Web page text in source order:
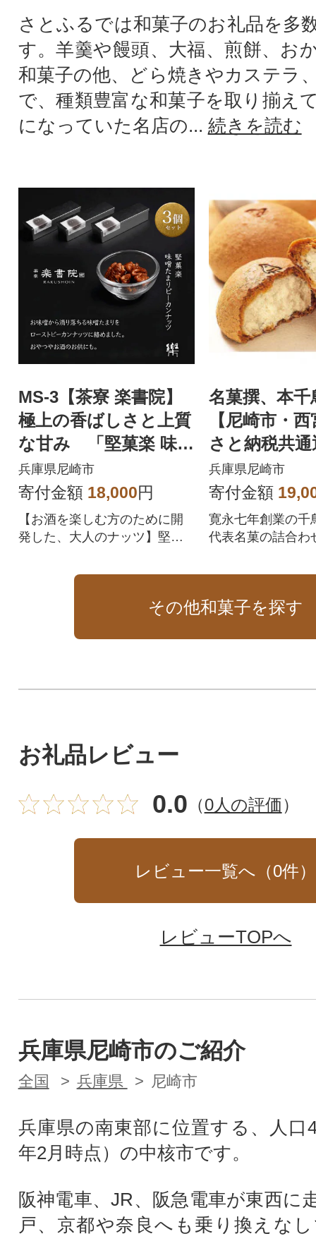
さとふるでは和菓子のお礼品を多
す。羊羹や饅頭、大福、煎餅、お
和菓子の他、どら焼きやカステラ
で、種類豊富な和菓子を取り揃え
になっていた名店の... 続きを読む
MS-3【茶寮 楽書院】
極上の香ばしさと上質
な甘み 「堅菓楽 味噌
溜まりピーカンナッ
ツ」3缶セット
兵庫県尼崎市
寄付金額 18,000円
【お酒を楽しむ方のために開
発した、大人のナッツ】堅菓
るナッツのお菓子です。
名菓撰、本
【尼崎市・
さと納税共
兵庫県尼崎市
寄付金額
寛永七年創業の千
代表名菓の詰合わ
その他和菓子を探す
お礼品レビュー
0.0 （0人の評価）
レビュー一覧へ（0件）
レビューTOPへ
兵庫県尼崎市のご紹介
全国 兵庫県 尼崎市
兵庫県の南東部に位置する、人口
年2月時点）の中核市です。
阪神電車、JR、阪急電車が東西に
戸、京都や奈良へも乗り換えな